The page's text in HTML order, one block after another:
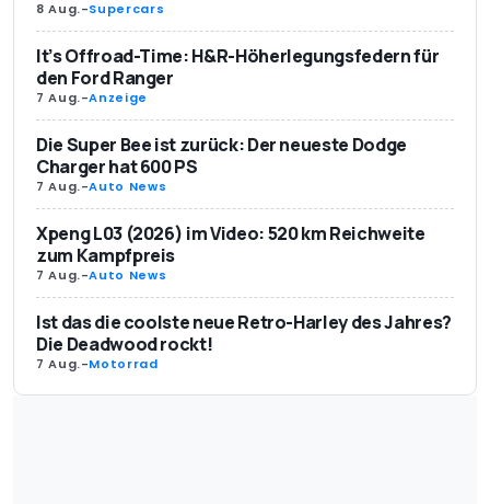
8 Aug.-Supercars
It’s Offroad-Time: H&R-Höherlegungsfedern für
den Ford Ranger
7 Aug.-Anzeige
Die Super Bee ist zurück: Der neueste Dodge
Charger hat 600 PS
7 Aug.-Auto News
Xpeng L03 (2026) im Video: 520 km Reichweite
zum Kampfpreis
7 Aug.-Auto News
Ist das die coolste neue Retro-Harley des Jahres?
Die Deadwood rockt!
7 Aug.-Motorrad